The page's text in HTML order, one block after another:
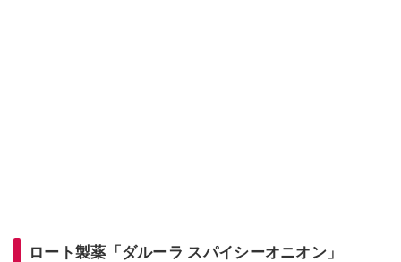
ロート製薬「ダルーラ スパイシーオニオン」